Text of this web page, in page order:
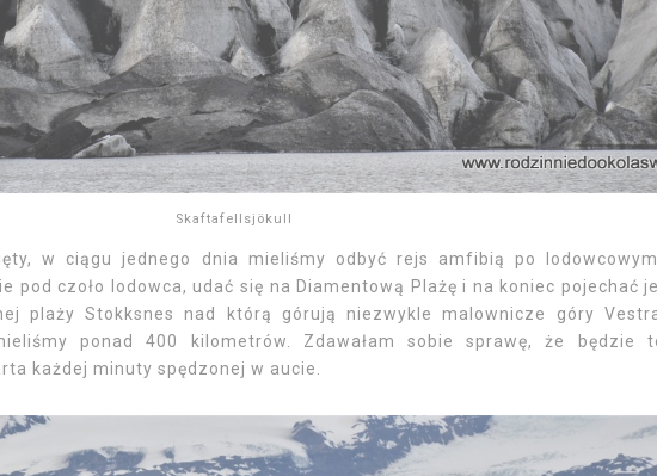
Skaftafellsjökull
w ciągu jednego dnia mieliśmy odbyć rejs amfibią po
pod czoło lodowca, udać się na Diamentową Plażę i na koniec pojechać
plaży Stokksnes nad którą górują niezwykle malownicze góry
ponad 400 kilometrów. Zdawałam sobie sprawę, że będzie
każdej minuty spędzonej w aucie.